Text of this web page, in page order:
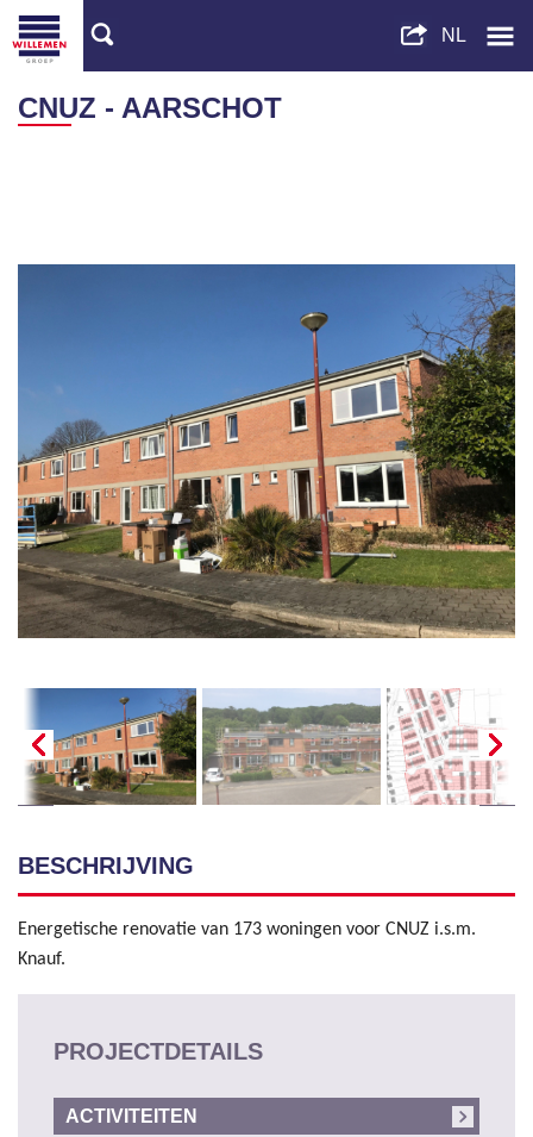
CNUZ - AARSCHOT
BESCHRIJVING
Energetische renovatie van 173 woningen voor CNUZ i.s.m.
Knauf.
PROJECTDETAILS
ACTIVITEITEN